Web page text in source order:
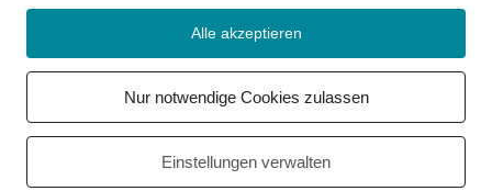
Impressum
Alle akzeptieren
Nur notwendige Cookies zulassen
Einstellungen verwalten